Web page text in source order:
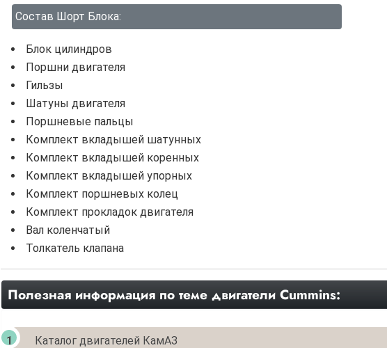
Состав Шорт Блока:
Блок цилиндров
Поршни двигателя
Гильзы
Шатуны двигателя
Поршневые пальцы
Комплект вкладышей шатунных
Комплект вкладышей коренных
Комплект вкладышей упорных
Комплект поршневых колец
Комплект прокладок двигателя
Вал коленчатый
Толкатель клапана
Полезная информация по теме двигатели Cummins:
Каталог двигателей КамАЗ